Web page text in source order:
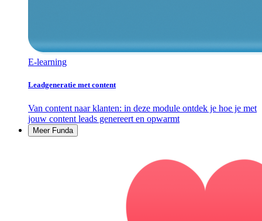
E-learning
Leadgeneratie met content
Van content naar klanten: in deze module ontdek je hoe je met
jouw content leads genereert en opwarmt
Meer Funda